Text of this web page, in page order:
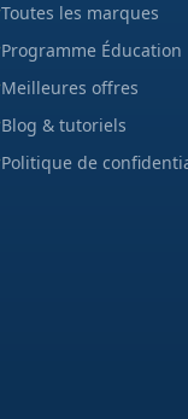
Toutes les marques
Programme Éducation
Meilleures offres
Blog & tutoriels
Politique de